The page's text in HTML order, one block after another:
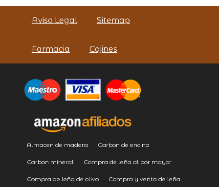
Aviso Legal Sitemap
Farmacia Cojines
Almacen de madera Carbon de encina
Carbon mineral Compra de leña al por mayor
Compra de leña de olivo Compra y venta de leña